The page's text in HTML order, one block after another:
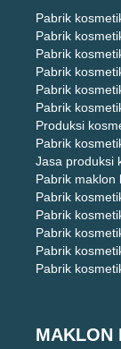
Pabrik
Pabrik
Pabrik
Pabrik
Pabrik
Pabrik
Produksi
Pabrik
Jasa produksi
Pabrik maklon
Pabrik
Pabrik
Pabrik
Pabrik
Pabrik
MAKLON